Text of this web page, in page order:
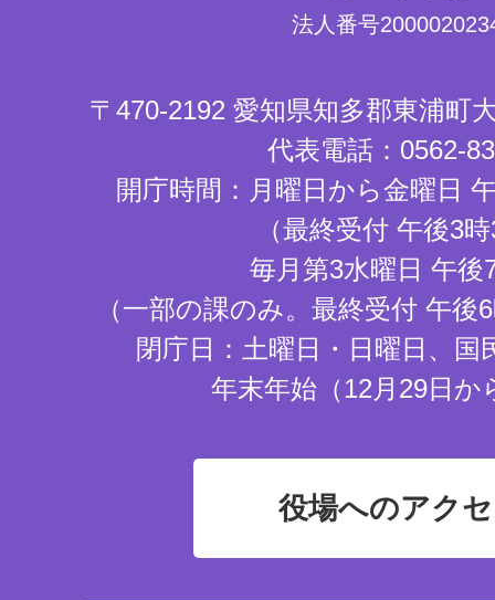
法人番号
〒470-2192 愛知県知多郡東浦町
代表電話：0562-
開庁時間：月曜日から金曜日
（最終受付 午後3
毎月第3水曜日 午後
（一部の課のみ。最終受付 午
閉庁日：土曜日・日曜日、国
年末年始（12月29日か
役場へのアク